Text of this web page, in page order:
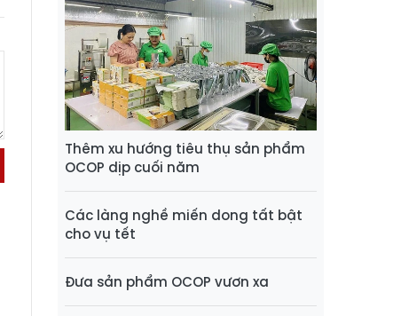
Thêm xu hướng tiêu thụ sản phẩm
OCOP dịp cuối năm
Các làng nghề miến dong tất bật
cho vụ tết
Đưa sản phẩm OCOP vươn xa